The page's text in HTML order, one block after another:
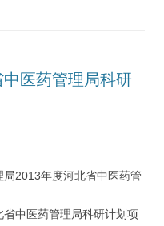
医药管理局科研
2013年度河北省中医药管
中医药管理局科研计划项